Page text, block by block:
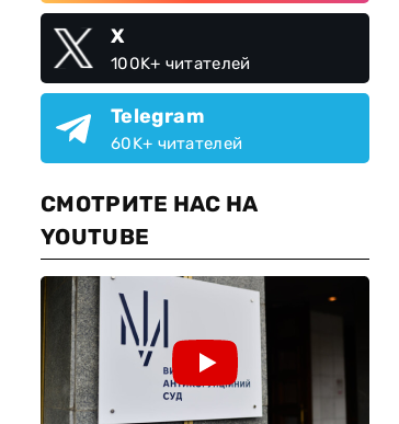
X
100K+ читателей
Telegram
60K+ читателей
СМОТРИТЕ НАС НА
YOUTUBE